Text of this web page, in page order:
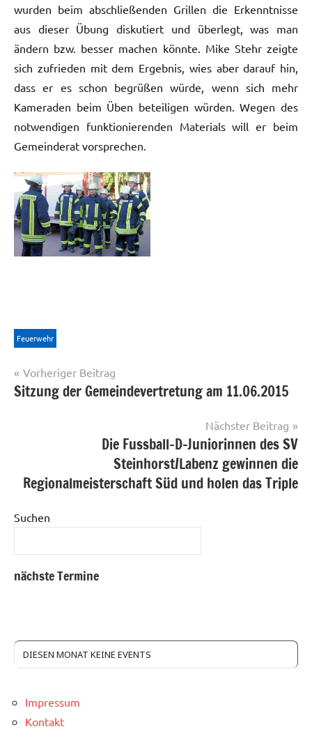
wurden beim abschließenden Grillen die Erkenntnisse
aus dieser Übung diskutiert und überlegt, was man
ändern bzw. besser machen könnte. Mike Stehr zeigte
sich zufrieden mit dem Ergebnis, wies aber darauf hin,
dass er es schon begrüßen würde, wenn sich mehr
Kameraden beim Üben beteiligen würden. Wegen des
notwendigen funktionierenden Materials will er beim
Gemeinderat vorsprechen.
Feuerwehr
Beitragsnavigation
Vorheriger Beitrag
Sitzung der Gemeindevertretung am 11.06.2015
Nächster Beitrag
Die Fussball-D-Juniorinnen des SV
Steinhorst/Labenz gewinnen die
Regionalmeisterschaft Süd und holen das Triple
Suchen
nächste Termine
DIESEN MONAT KEINE EVENTS
Impressum
Kontakt